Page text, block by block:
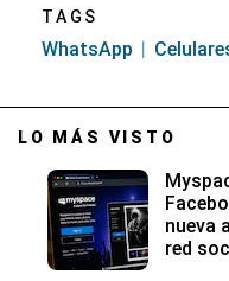
TAGS
WhatsApp
LO MÁS VISTO
nueva
red